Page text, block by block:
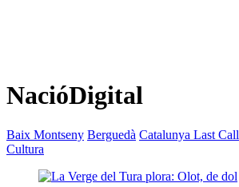
NacióDigital
Baix Montseny Berguedà Catalunya Last Call
Cultura